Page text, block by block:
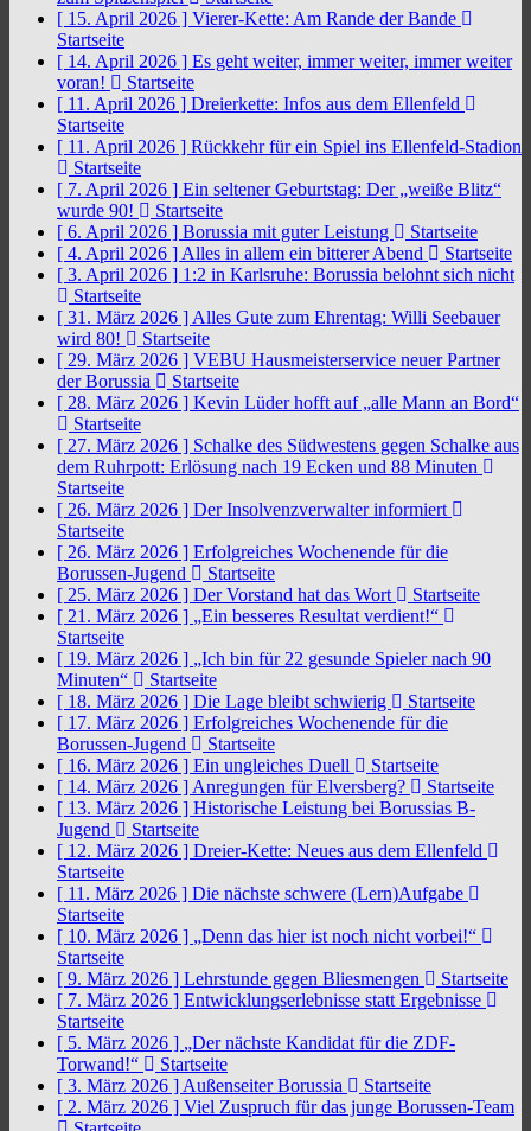
[ 15. April 2026 ] Vierer-Kette: Am Rande der Bande
Startseite
[ 14. April 2026 ] Es geht weiter, immer weiter, immer weiter
voran!
Startseite
[ 11. April 2026 ] Dreierkette: Infos aus dem Ellenfeld
Startseite
[ 11. April 2026 ] Rückkehr für ein Spiel ins Ellenfeld-Stadion
Startseite
[ 7. April 2026 ] Ein seltener Geburtstag: Der „weiße Blitz“
wurde 90!
Startseite
[ 6. April 2026 ] Borussia mit guter Leistung
Startseite
[ 4. April 2026 ] Alles in allem ein bitterer Abend
Startseite
[ 3. April 2026 ] 1:2 in Karlsruhe: Borussia belohnt sich nicht
Startseite
[ 31. März 2026 ] Alles Gute zum Ehrentag: Willi Seebauer
wird 80!
Startseite
[ 29. März 2026 ] VEBU Hausmeisterservice neuer Partner
der Borussia
Startseite
[ 28. März 2026 ] Kevin Lüder hofft auf „alle Mann an Bord“
Startseite
[ 27. März 2026 ] Schalke des Südwestens gegen Schalke aus
dem Ruhrpott: Erlösung nach 19 Ecken und 88 Minuten
Startseite
[ 26. März 2026 ] Der Insolvenzverwalter informiert
Startseite
[ 26. März 2026 ] Erfolgreiches Wochenende für die
Borussen-Jugend
Startseite
[ 25. März 2026 ] Der Vorstand hat das Wort
Startseite
[ 21. März 2026 ] „Ein besseres Resultat verdient!“
Startseite
[ 19. März 2026 ] „Ich bin für 22 gesunde Spieler nach 90
Minuten“
Startseite
[ 18. März 2026 ] Die Lage bleibt schwierig
Startseite
[ 17. März 2026 ] Erfolgreiches Wochenende für die
Borussen-Jugend
Startseite
[ 16. März 2026 ] Ein ungleiches Duell
Startseite
[ 14. März 2026 ] Anregungen für Elversberg?
Startseite
[ 13. März 2026 ] Historische Leistung bei Borussias B-
Jugend
Startseite
[ 12. März 2026 ] Dreier-Kette: Neues aus dem Ellenfeld
Startseite
[ 11. März 2026 ] Die nächste schwere (Lern)Aufgabe
Startseite
[ 10. März 2026 ] „Denn das hier ist noch nicht vorbei!“
Startseite
[ 9. März 2026 ] Lehrstunde gegen Bliesmengen
Startseite
[ 7. März 2026 ] Entwicklungserlebnisse statt Ergebnisse
Startseite
[ 5. März 2026 ] „Der nächste Kandidat für die ZDF-
Torwand!“
Startseite
[ 3. März 2026 ] Außenseiter Borussia
Startseite
[ 2. März 2026 ] Viel Zuspruch für das junge Borussen-Team